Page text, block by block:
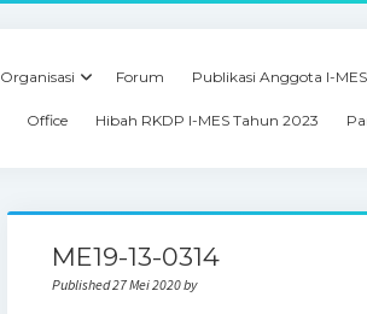
Organisasi Forum Publikasi Anggota I-MES
Office Hibah RKDP I-MES Tahun 2023
ME19-13-0314
Published 27 Mei 2020 by